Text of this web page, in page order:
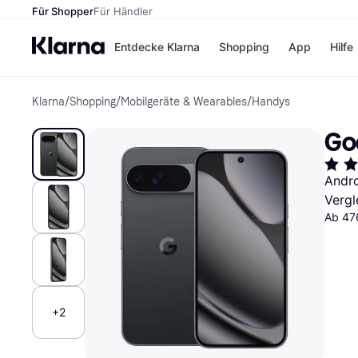
Für ShopperFür Händler
Entdecke Klarna
Zahlungsmethoden
Bezahle in 3
Teilzahlungen
Bezahle in bis zu 30
Tagen
Ratenzahlung
Shopping
eBay
Temu
SHEIN
App Hilfe
Klarna/Shopping/Mobilgeräte & Wearables/Handys
+2
Ab